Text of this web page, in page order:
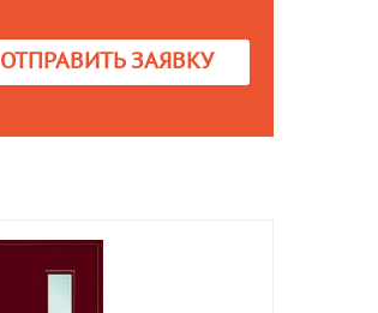
ОТПРАВИТЬ ЗАЯВКУ